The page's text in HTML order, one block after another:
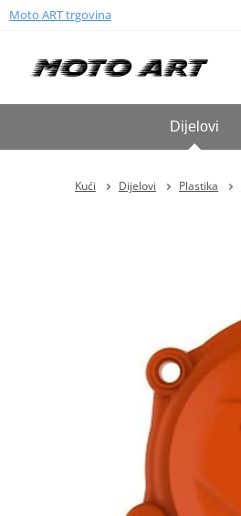
Moto ART trgovina
Dijelovi
Kući Dijelovi Plastika